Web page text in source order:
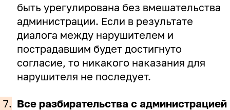
быть урегулирована без вмешательства
администрации. Если в результате
диалога между нарушителем и
пострадавшим будет достигнуто
согласие, то никакого наказания для
нарушителя не последует.
7. Все разбирательства с администрацией